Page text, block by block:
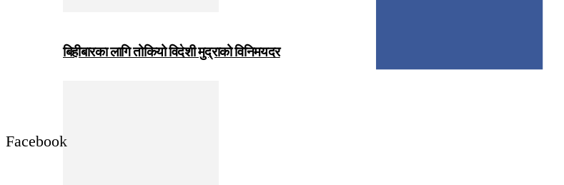
बिहीबारका लागि तोकियो विदेशी मुद्राको विनिमयदर
Facebook